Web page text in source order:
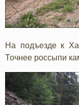
На подъезде к
Точнее россыпи